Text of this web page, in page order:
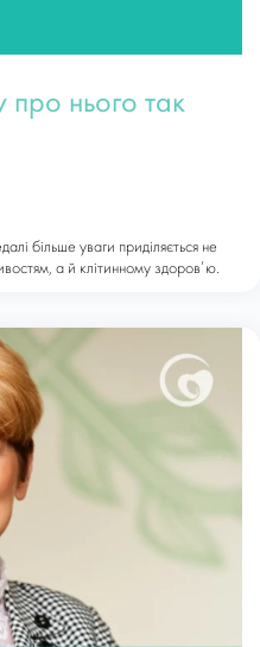
нього так
більше уваги приділяється не
а й клітинному здоров’ю.